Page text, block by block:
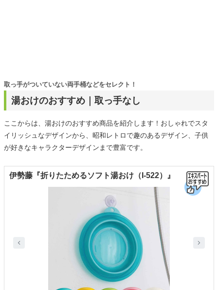
湯おけのおすすめ｜取っ手なし
取っ手がついていない両手桶などをセレクト！
ここからは、湯おけのおすすめ商品を紹介します！おしゃれでスタ
イリッシュなデザインから、昭和レトロで趣のあるデザイン、子供
が好きなキャラクターデザインまで豊富です。
伊勢藤『折りたためるソフト湯おけ（I-522）』